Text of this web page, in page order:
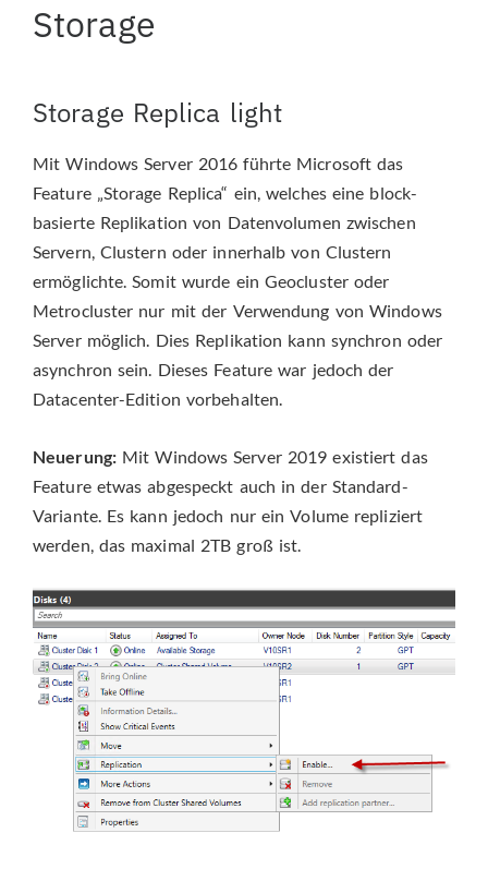
Storage
Storage Replica light
Mit Windows Server 2016 führte Microsoft das
Feature „Storage Replica“ ein, welches eine block-
basierte Replikation von Datenvolumen zwischen
Servern, Clustern oder innerhalb von Clustern
ermöglichte. Somit wurde ein Geocluster oder
Metrocluster nur mit der Verwendung von Windows
Server möglich. Dies Replikation kann synchron oder
asynchron sein. Dieses Feature war jedoch der
Datacenter-Edition vorbehalten.
Neuerung: Mit Windows Server 2019 existiert das
Feature etwas abgespeckt auch in der Standard-
Variante. Es kann jedoch nur ein Volume repliziert
werden, das maximal 2TB groß ist.